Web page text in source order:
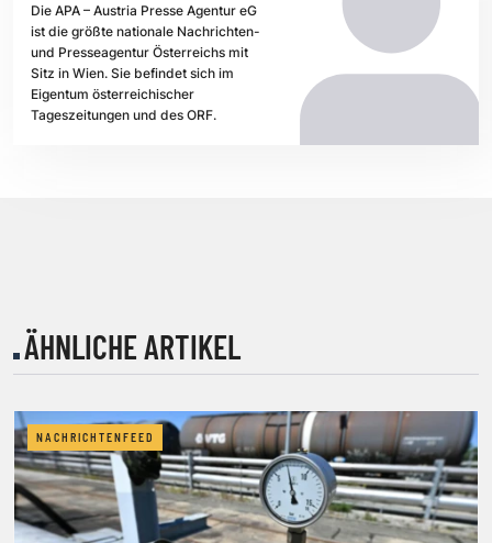
Die APA – Austria Presse Agentur eG
ist die größte nationale Nachrichten-
und Presseagentur Österreichs mit
Sitz in Wien. Sie befindet sich im
Eigentum österreichischer
Tageszeitungen und des ORF.
ÄHNLICHE ARTIKEL
NACHRICHTENFEED